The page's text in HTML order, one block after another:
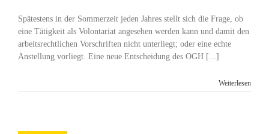
Spätestens in der Sommerzeit jeden Jahres stellt sich die Frage, ob
eine Tätigkeit als Volontariat angesehen werden kann und damit den
arbeitsrechtlichen Vorschriften nicht unterliegt; oder eine echte
Anstellung vorliegt. Eine neue Entscheidung des OGH [...]
Weiterlesen